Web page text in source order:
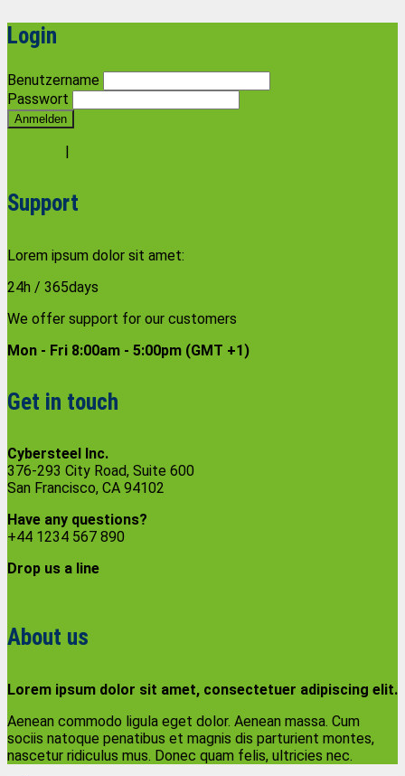
Login
Benutzername
Passwort
Anmelden
|
Support
Lorem ipsum dolor sit amet:
24h / 365days
We offer support for our customers
Mon - Fri 8:00am - 5:00pm (GMT +1)
Get in touch
Cybersteel Inc.
376-293 City Road, Suite 600
San Francisco, CA 94102
Have any questions?
+44 1234 567 890
Drop us a line
About us
Lorem ipsum dolor sit amet, consectetuer adipiscing elit.
Aenean commodo ligula eget dolor. Aenean massa. Cum
sociis natoque penatibus et magnis dis parturient montes,
nascetur ridiculus mus. Donec quam felis, ultricies nec.